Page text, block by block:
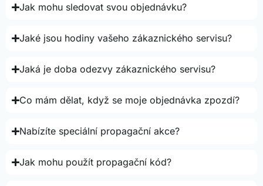
Jak mohu sledovat svou objednávku?
Jaké jsou hodiny vašeho zákaznického servisu?
Jaká je doba odezvy zákaznického servisu?
Co mám dělat, když se moje objednávka zpozdí?
Nabízíte speciální propagační akce?
Jak mohu použít propagační kód?